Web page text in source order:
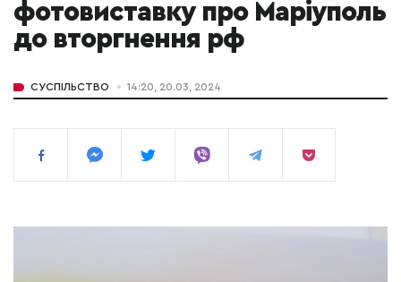
фотовиставку про Маріуполь
до вторгнення рф
СУСПІЛЬСТВО 14:20, 20.03, 2024